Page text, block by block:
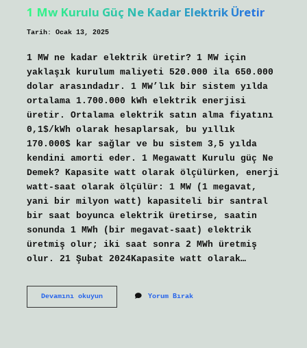
1 Mw Kurulu Güç Ne Kadar Elektrik Üretir
Tarih: Ocak 13, 2025
1 MW ne kadar elektrik üretir? 1 MW için
yaklaşık kurulum maliyeti 520.000 ila 650.000
dolar arasındadır. 1 MW’lık bir sistem yılda
ortalama 1.700.000 kWh elektrik enerjisi
üretir. Ortalama elektrik satın alma fiyatını
0,1$/kWh olarak hesaplarsak, bu yıllık
170.000$ kar sağlar ve bu sistem 3,5 yılda
kendini amorti eder. 1 Megawatt Kurulu güç Ne
Demek? Kapasite watt olarak ölçülürken, enerji
watt-saat olarak ölçülür: 1 MW (1 megavat,
yani bir milyon watt) kapasiteli bir santral
bir saat boyunca elektrik üretirse, saatin
sonunda 1 MWh (bir megavat-saat) elektrik
üretmiş olur; iki saat sonra 2 MWh üretmiş
olur. 21 Şubat 2024Kapasite watt olarak…
Devamını okuyun1
Yorum Bırak